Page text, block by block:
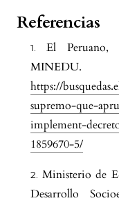
Referencias
El Peruano,
https://
supremo-que-
implement-
1859670-5/
Ministerio de
Desarrollo